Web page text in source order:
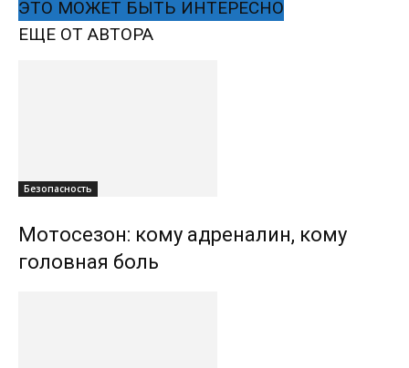
ЭТО МОЖЕТ БЫТЬ ИНТЕРЕСНО
ЕЩЕ ОТ АВТОРА
Безопасность
Мотосезон: кому адреналин, кому
головная боль